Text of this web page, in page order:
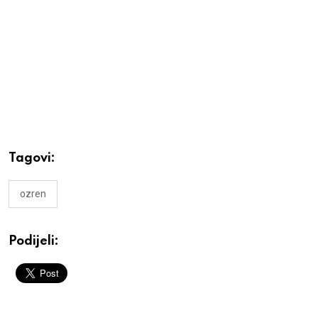
Tagovi:
ozren
Podijeli: